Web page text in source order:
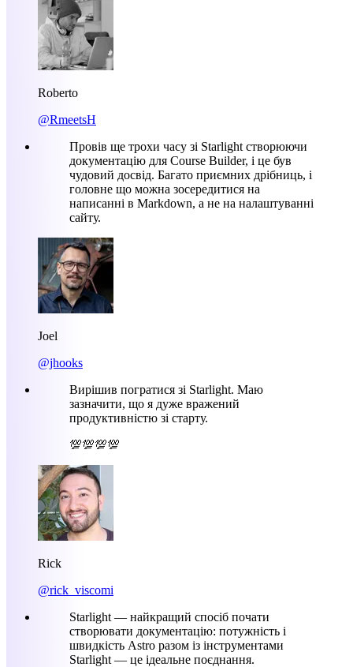
Roberto
@RmeetsH
Провів ще трохи часу зі Starlight створюючи
документацію для Course Builder, і це був
чудовий досвід. Багато приємних дрібниць, і
головне що можна зосередитися на
написанні в Markdown, а не на налаштуванні
сайту.
Joel
@jhooks
Вирішив погратися зі Starlight. Маю
зазначити, що я дуже вражений
продуктивністю зі старту.
💯💯💯💯
Rick
@rick_viscomi
Starlight — найкращий спосіб почати
створювати документацію: потужність і
швидкість Astro разом із інструментами
Starlight — це ідеальне поєднання.